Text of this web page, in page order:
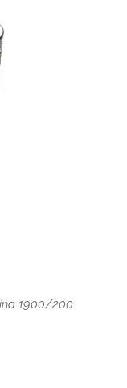
1900/200
1900/2000